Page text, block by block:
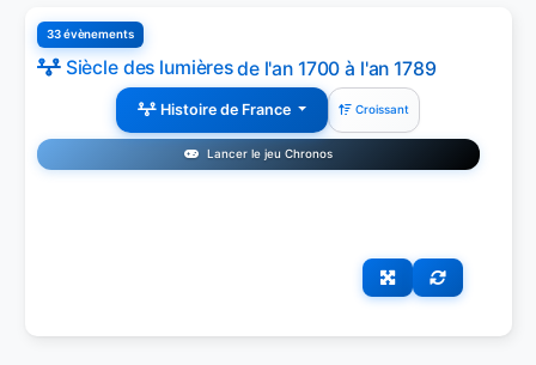
33 évènements
Siècle des lumièresde l'an 1700 à l'an 1789
Histoire de France Croissant
Lancer le jeu Chronos